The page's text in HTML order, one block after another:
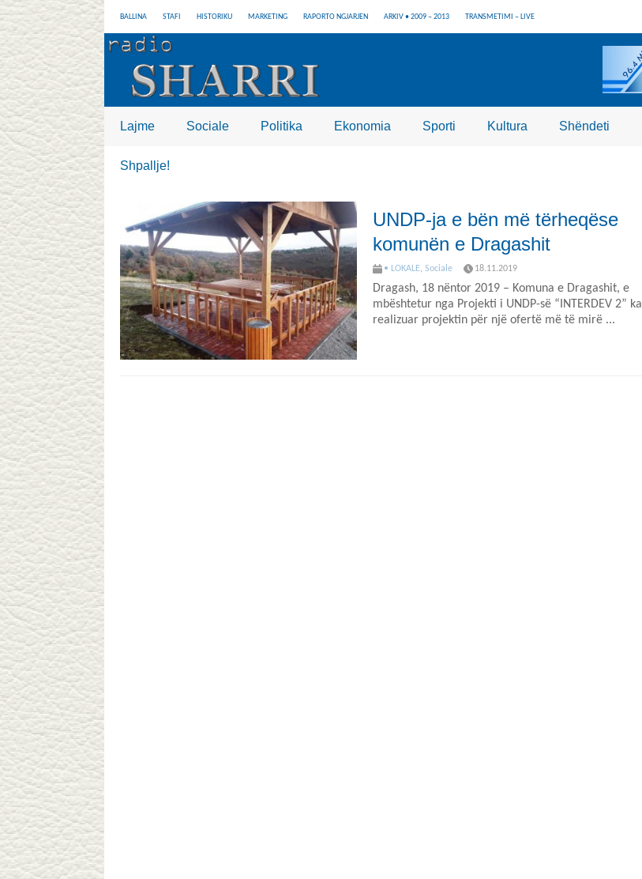
BALLINA STAFI HISTORIKU MARKETING RAPORTO NGJARJEN ARKIV • 2009 – 2013 TRANSMETIMI – LIVE
Lajme Sociale Politika Ekonomia Sporti Kultura Shëndeti
Shpallje!
UNDP-ja e bën më tërheqëse
komunën e Dragashit
• LOKALE, Sociale 18.11.2019
Dragash, 18 nëntor 2019 – Komuna e Dragashit, e
mbështetur nga Projekti i UNDP-së “INTERDEV 2” ka
realizuar projektin për një ofertë më të mirë ...